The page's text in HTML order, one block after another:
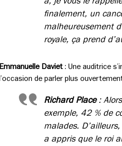
finalement, un
malheureusement
royale, ça prend
Emmanuelle Daviet : Une auditrice
l’occasion de parler plus
Richard Place:
exemple, 42 % de
malades.
a appris que le roi